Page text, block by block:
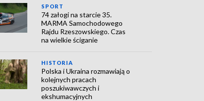
SPORT
74 załogi na starcie 35.
MARMA Samochodowego
Rajdu Rzeszowskiego. Czas
na wielkie ściganie
HISTORIA
Polska i Ukraina rozmawiają o
kolejnych pracach
poszukiwawczych i
ekshumacyjnych